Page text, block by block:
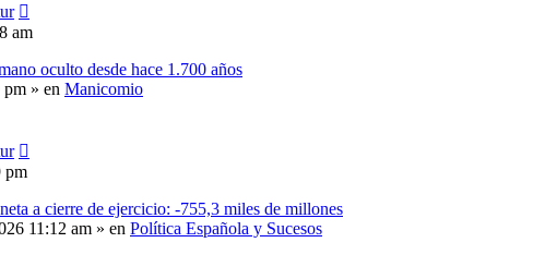
am
oculto desde hace 1.700 años
pm » en Manicomio
pm
a cierre de ejercicio: -755,3 miles de millones
11:12 am » en Política Española y Sucesos